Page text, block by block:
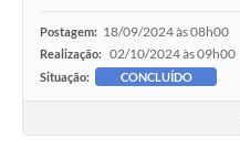
Postagem: 18/09/2024 às 08h00
Realização: 02/10/2024 às 09h00
Situação: CONCLUÍDO